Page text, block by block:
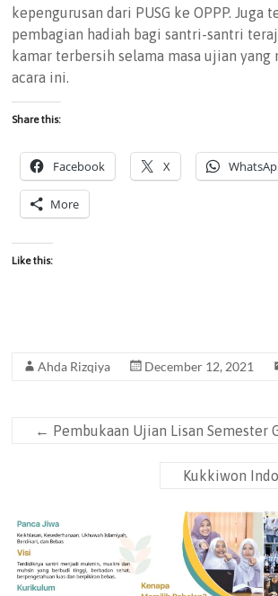
kepengurusan dari PUSG ke OPPP. Juga
pembagian hadiah bagi santri-santri
kamar terbersih selama masa ujian
acara ini.
Share this:
Facebook X
More
Like this:
Ahda Rizqiya December 12, 2021
← Pembukaan Ujian Lisan Semester
Kukkiwon